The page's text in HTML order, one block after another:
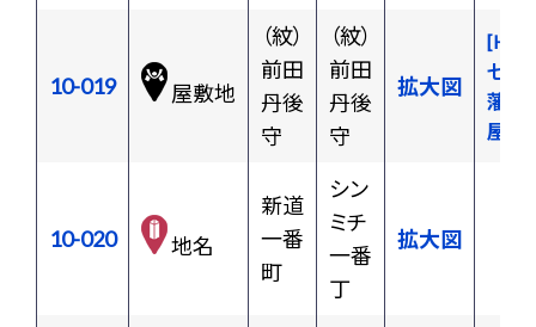
10-019 屋敷地
（紋）
前田
丹後
守
（紋）
前田
丹後
守
拡大図
七日
藩 上
屋敷
10-020 地名
新道
一番
町
シン
ミチ
一番
丁
拡大図